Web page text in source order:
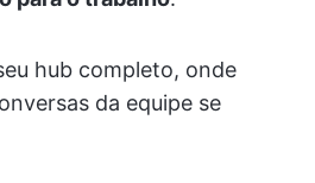
hub completo, onde
da equipe se